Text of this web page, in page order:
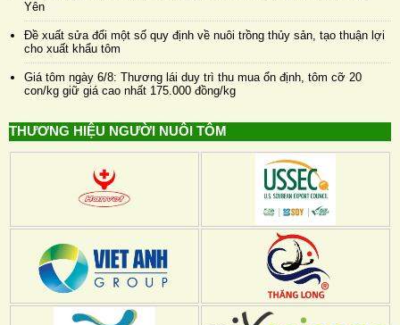
Yên
Đề xuất sửa đổi một số quy định về nuôi trồng thủy sản, tạo thuận lợi
cho xuất khẩu tôm
Giá tôm ngày 6/8: Thương lái duy trì thu mua ổn định, tôm cỡ 20
con/kg giữ giá cao nhất 175.000 đồng/kg
THƯƠNG HIỆU NGƯỜI NUÔI TÔM